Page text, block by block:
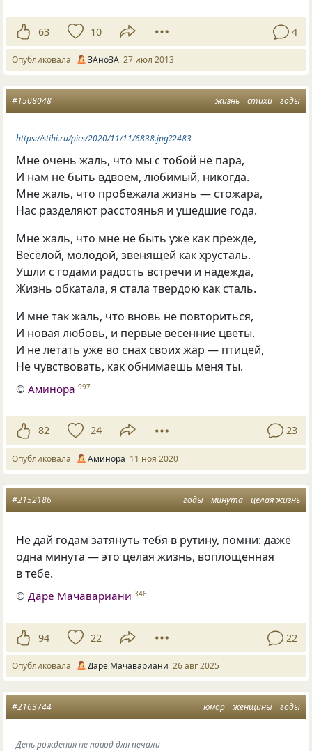
63 10 4
Опубликовала ЗАноЗА 27 июл 2013
жизнь стихи годы
#1508048
https://stihi.ru/pics/2020/11/11/6838.jpg?2483
Мне очень жаль, что мы с тобой не пара,
И нам не быть вдвоем, любимый, никогда.
Мне жаль, что пробежала жизнь — стожара,
Нас разделяют расстоянья и ушедшие года.
Мне жаль, что мне не быть уже как прежде,
Весёлой, молодой, звенящей как хрусталь.
Ушли с годами радость встречи и надежда,
Жизнь обкатала, я стала твердою как сталь.
И мне так жаль, что вновь не повториться,
И новая любовь, и первые весенние цветы.
И не летать уже во снах своих жар — птицей,
Не чувствовать, как обнимаешь меня ты.
©Аминора 997
82 24 23
Опубликовала Аминора 11 ноя 2020
годы минута целая жизнь
#2152186
Не дай годам затянуть тебя в рутину, помни: даже
одна минута — это целая жизнь, воплощенная
в тебе.
©Даре Мачавариани 346
94 22 22
Опубликовала Даре Мачавариани 26 авг 2025
юмор женщины годы
#2163744
День рождения не повод для печали